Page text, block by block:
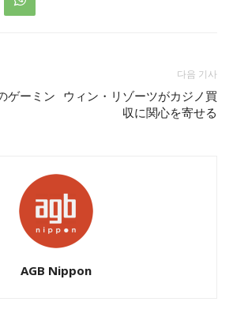
ゲーミン
다음 기사
ウィン・リゾーツがカジノ買
収に関心を寄せる
AGB Nippon